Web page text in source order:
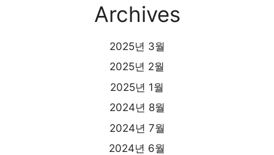
Archives
2025년 3월
2025년 2월
2025년 1월
2024년 8월
2024년 7월
2024년 6월